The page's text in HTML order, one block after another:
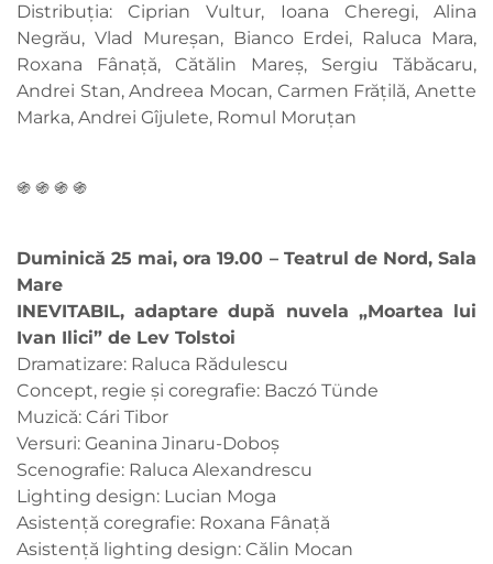
Distribuția: Ciprian Vultur, Ioana Cheregi, Alina
Negrău, Vlad Mureșan, Bianco Erdei, Raluca Mara,
Roxana Fânață, Cătălin Mareș, Sergiu Tăbăcaru,
Andrei Stan, Andreea Mocan, Carmen Frățilă, Anette
Marka, Andrei Gîjulete, Romul Moruțan
֍ ֍ ֍ ֍
Duminică 25 mai, ora 19.00 – Teatrul de Nord, Sala
Mare
INEVITABIL, adaptare după nuvela „Moartea lui
Ivan Ilici” de Lev Tolstoi
Dramatizare: Raluca Rădulescu
Concept, regie și coregrafie: Baczó Tünde
Muzică: Cári Tibor
Versuri: Geanina Jinaru-Doboș
Scenografie: Raluca Alexandrescu
Lighting design: Lucian Moga
Asistență coregrafie: Roxana Fânață
Asistență lighting design: Călin Mocan